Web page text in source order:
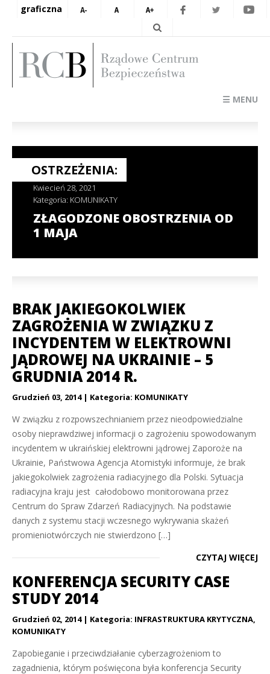
graficzna
☰ MENU
OSTRZEŻENIA:
Kwiecień 28, 2021
Kategoria: KOMUNIKATY
ZŁAGODZONE OBOSTRZENIA OD
1 MAJA
BRAK JAKIEGOKOLWIEK
ZAGROŻENIA W ZWIĄZKU Z
INCYDENTEM W ELEKTROWNI
JĄDROWEJ NA UKRAINIE – 5
GRUDNIA 2014 R.
Grudzień 03, 2014 Kategoria: KOMUNIKATY
W związku z rozpowszechnianiem przez nieodpowiedzialne
osoby nieprawdziwej informacji o zagrożeniu spowodowanym
incydentem w ukraińskiej elektrowni jądrowej Zaporoże na
Ukrainie, Państwowa Agencja Atomistyki informuje, że brak
jakiegokolwiek zagrożenia radiacyjnego dla Polski. Sytuacja
radiacyjna kraju jest całodobowo monitorowana przez
Centrum do Spraw Zdarzeń Radiacyjnych. Na podstawie
danych z systemu stacji wczesnego wykrywania skażeń
promieniotwórczych nie stwierdzono […]
CZYTAJ WIĘCEJ
KONFERENCJA SECURITY CASE
STUDY 2014
Grudzień 02, 2014 Kategoria: INFRASTRUKTURA KRYTYCZNA,
KOMUNIKATY
Zapobieganie i przeciwdziałanie cyberzagrożeniom to
zagadnienia, którym poświęcona była konferencja Security